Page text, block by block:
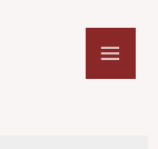
Main